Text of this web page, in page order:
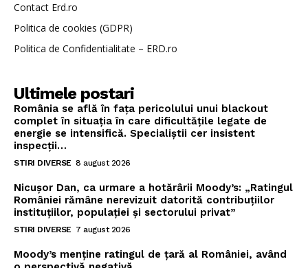
Contact Erd.ro
Politica de cookies (GDPR)
Politica de Confidentialitate – ERD.ro
Ultimele postari
România se află în fața pericolului unui blackout
complet în situația în care dificultățile legate de
energie se intensifică. Specialiștii cer insistent
inspecții…
STIRI DIVERSE 8 august 2026
Nicușor Dan, ca urmare a hotărârii Moody’s: „Ratingul
României rămâne nerevizuit datorită contribuțiilor
instituțiilor, populației și sectorului privat”
STIRI DIVERSE 7 august 2026
Moody’s menține ratingul de țară al României, având